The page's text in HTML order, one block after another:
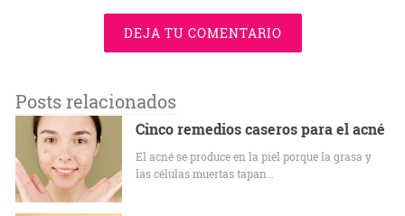
DEJA TU COMENTARIO
Posts relacionados
Cinco remedios caseros para el acné
El acné se produce en la piel porque la grasa y
las células muertas tapan…